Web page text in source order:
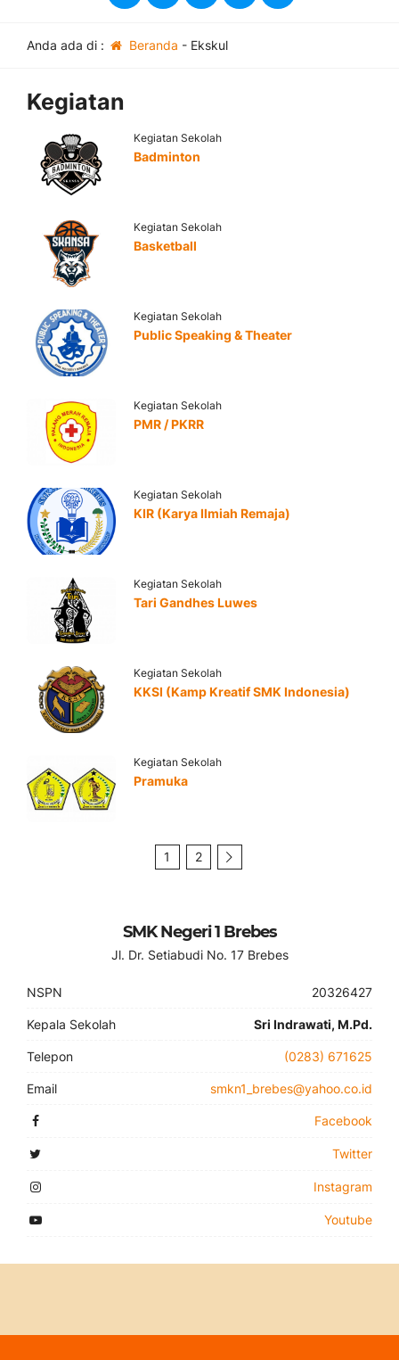
Anda ada di : Beranda - Ekskul
Kegiatan
Kegiatan Sekolah
Badminton
Kegiatan Sekolah
Basketball
Kegiatan Sekolah
Public Speaking & Theater
Kegiatan Sekolah
PMR / PKRR
Kegiatan Sekolah
KIR (Karya Ilmiah Remaja)
Kegiatan Sekolah
Tari Gandhes Luwes
Kegiatan Sekolah
KKSI (Kamp Kreatif SMK Indonesia)
Kegiatan Sekolah
Pramuka
1 2
SMK Negeri 1 Brebes
Jl. Dr. Setiabudi No. 17 Brebes
NSPN 20326427
Kepala Sekolah Sri Indrawati, M.Pd.
Telepon (0283) 671625
Email smkn1_brebes@yahoo.co.id
Facebook
Twitter
Instagram
Youtube